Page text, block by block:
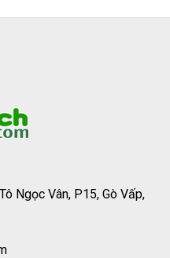
Ngọc Vân, P15, Gò Vấp,